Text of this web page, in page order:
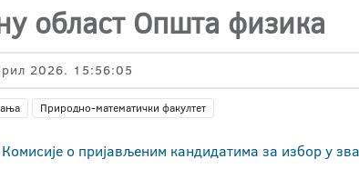
област Општа физика
2026. 15:56:05
Природно-математички факултет
Комисије о пријављеним кандидатима за избор у